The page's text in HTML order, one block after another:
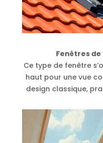
Fenêtres
Ce type de fenêtre
haut pour une vue
design classique,